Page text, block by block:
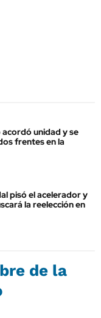
unidad y se
frentes en la
pisó el acelerador y
la reelección en
de la